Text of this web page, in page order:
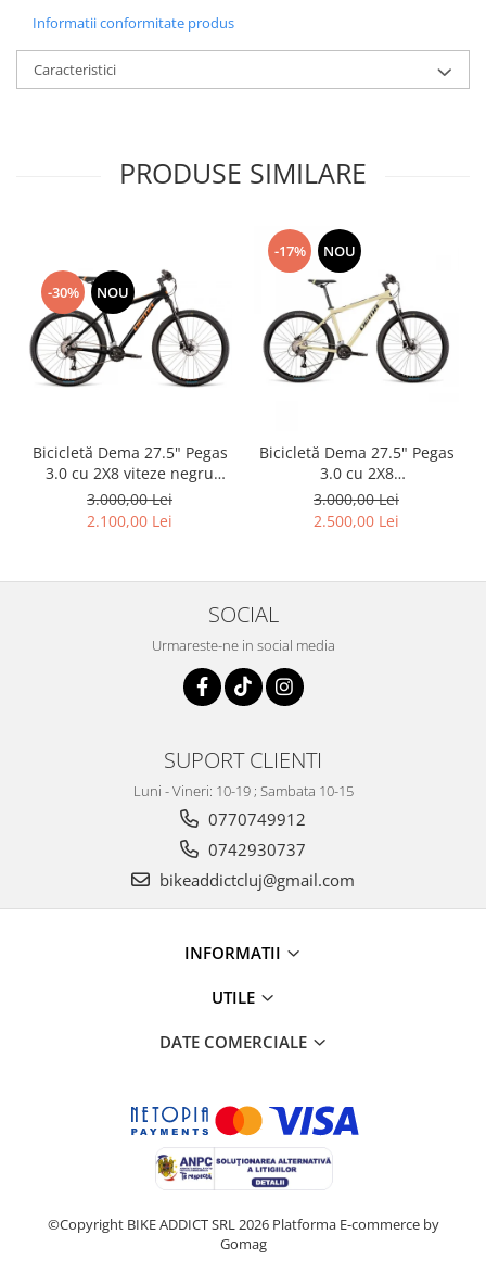
Informatii conformitate produs
Caracteristici
PRODUSE SIMILARE
-30% NOU
Bicicletă Dema 27.5" Pegas
3.0 cu 2X8 viteze negru
orange, L
3.000,00 Lei
2.100,00 Lei
-17% NOU
Bicicletă Dema 27.5" Pegas
3.0 cu 2X8
Sand/Yellow/Black ,L
3.000,00 Lei
2.500,00 Lei
SOCIAL
Urmareste-ne in social media
SUPORT CLIENTI
Luni - Vineri: 10-19 ; Sambata 10-15
0770749912
0742930737
bikeaddictcluj@gmail.com
INFORMATII
UTILE
DATE COMERCIALE
©Copyright BIKE ADDICT SRL 2026 Platforma E-commerce by
Gomag